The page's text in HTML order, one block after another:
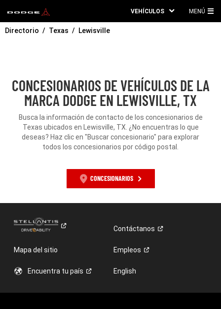
VEHÍCULOS MENÚ
Directorio Texas Lewisville
CONCESIONARIOS DE VEHÍCULOS DE LA
MARCA DODGE EN LEWISVILLE, TX
Busca la información de contacto de los concesionarios de
Texas ubicados en Lewisville, TX. ¿No encuentras lo que
deseas? Haz clic en "Buscar concesionario" para explorar
todos los concesionarios por código postal.
CONCESIONARIOS
Contáctanos
Mapa del sitio Empleos
Encuentra tu país English